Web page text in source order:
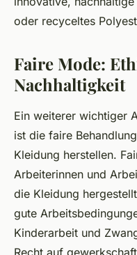
oder recyceltes
Faire Mode:
Nachhaltigkeit
Ein weiterer wichtiger
ist die faire
Kleidung herstellen.
Arbeiterinnen und
die Kleidung
gute
Kinderarbeit und